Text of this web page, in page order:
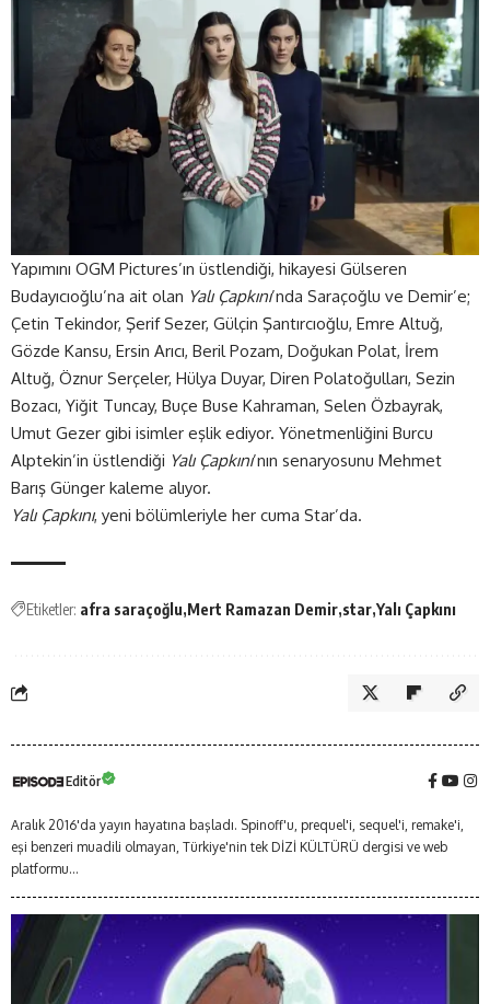
Yapımını OGM Pictures’ın üstlendiği, hikayesi Gülseren
Budayıcıoğlu’na ait olan Yalı Çapkını’nda Saraçoğlu ve Demir’e;
Çetin Tekindor, Şerif Sezer, Gülçin Şantırcıoğlu, Emre Altuğ,
Gözde Kansu, Ersin Arıcı, Beril Pozam, Doğukan Polat, İrem
Altuğ, Öznur Serçeler, Hülya Duyar, Diren Polatoğulları, Sezin
Bozacı, Yiğit Tuncay, Buçe Buse Kahraman, Selen Özbayrak,
Umut Gezer gibi isimler eşlik ediyor. Yönetmenliğini Burcu
Alptekin’in üstlendiği Yalı Çapkını’nın senaryosunu Mehmet
Barış Günger kaleme alıyor.
Yalı Çapkını, yeni bölümleriyle her cuma Star’da.
Etiketler: afra saraçoğlu Mert Ramazan Demir star Yalı Çapkını
Editör
Aralık 2016'da yayın hayatına başladı. Spinoff'u, prequel'i, sequel'i, remake'i,
eşi benzeri muadili olmayan, Türkiye'nin tek DİZİ KÜLTÜRÜ dergisi ve web
platformu...